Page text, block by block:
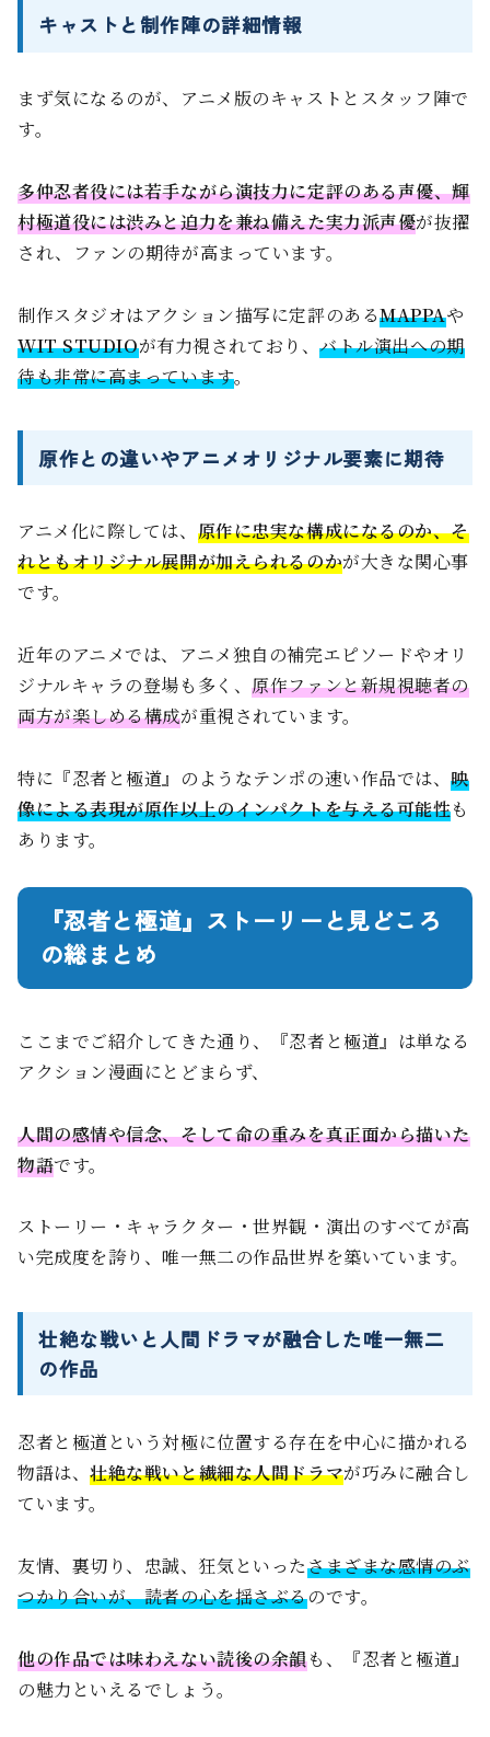
キャストと制作陣の詳細情報
まず気になるのが、アニメ版のキャストとスタッフ陣で
す。
多仲忍者役には若手ながら演技力に定評のある声優、輝
村極道役には渋みと迫力を兼ね備えた実力派声優が抜擢
され、ファンの期待が高まっています。
制作スタジオはアクション描写に定評のあるMAPPAや
WIT STUDIOが有力視されており、バトル演出への期
待も非常に高まっています。
原作との違いやアニメオリジナル要素に期待
アニメ化に際しては、 原作に忠実な構成になるのか、そ
れともオリジナル展開が加えられるのかが大きな関心事
です。
近年のアニメでは、アニメ独自の補完エピソードやオリ
ジナルキャラの登場も多く、原作ファンと新規視聴者の
両方が楽しめる構成が重視されています。
特に『忍者と極道』のようなテンポの速い作品では、映
像による表現が原作以上のインパクトを与える可能性も
あります。
『忍者と極道』ストーリーと見どころ
の総まとめ
ここまでご紹介してきた通り、『忍者と極道』は単なる
アクション漫画にとどまらず、
人間の感情や信念、そして命の重みを真正面から描いた
物語です。
ストーリー・キャラクター・世界観・演出のすべてが高
い完成度を誇り、唯一無二の作品世界を築いています。
壮絶な戦いと人間ドラマが融合した唯一無二
の作品
忍者と極道という対極に位置する存在を中心に描かれる
物語は、壮絶な戦いと繊細な人間ドラマが巧みに融合し
ています。
友情、裏切り、忠誠、狂気といったさまざまな感情のぶ
つかり合いが、読者の心を揺さぶるのです。
他の作品では味わえない読後の余韻も、『忍者と極道』
の魅力といえるでしょう。